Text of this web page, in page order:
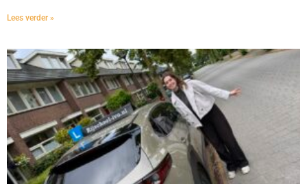
Lees verder »